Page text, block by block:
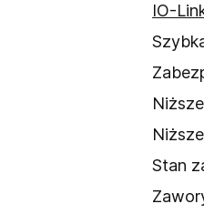
IO-
Stan